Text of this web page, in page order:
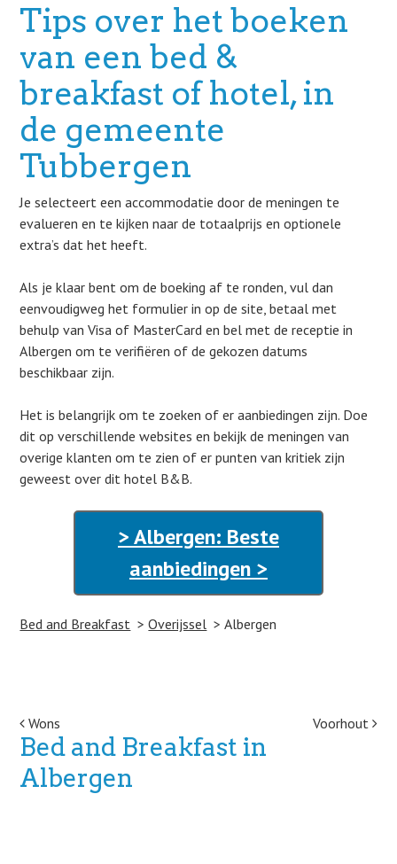
Tips over het boeken
van een bed &
breakfast of hotel, in
de gemeente
Tubbergen
Je selecteert een accommodatie door de meningen te
evalueren en te kijken naar de totaalprijs en optionele
extra’s dat het heeft.
Als je klaar bent om de boeking af te ronden, vul dan
eenvoudigweg het formulier in op de site, betaal met
behulp van Visa of MasterCard en bel met de receptie in
Albergen om te verifiëren of de gekozen datums
beschikbaar zijn.
Het is belangrijk om te zoeken of er aanbiedingen zijn. Doe
dit op verschillende websites en bekijk de meningen van
overige klanten om te zien of er punten van kritiek zijn
geweest over dit hotel B&B.
> Albergen: Beste
aanbiedingen >
Bed and Breakfast Overijssel Albergen
Post navigation
Wons Voorhout
Bed and Breakfast in
Albergen